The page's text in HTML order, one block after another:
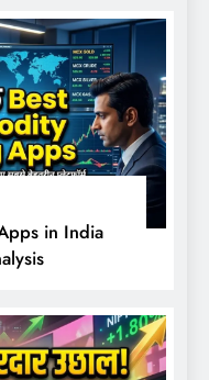
in India